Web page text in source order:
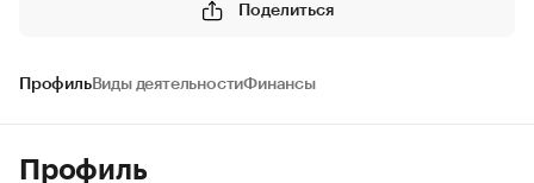
Поделиться
ПрофильВиды деятельностиФинансы
Профиль